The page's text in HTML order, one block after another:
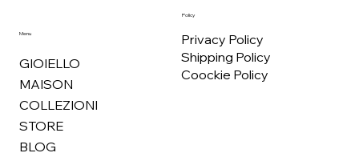
Menu
GIOIELLO
MAISON
COLLEZIONI
STORE
BLOG
Policy
Privacy Policy
Shipping Policy
Coockie Policy